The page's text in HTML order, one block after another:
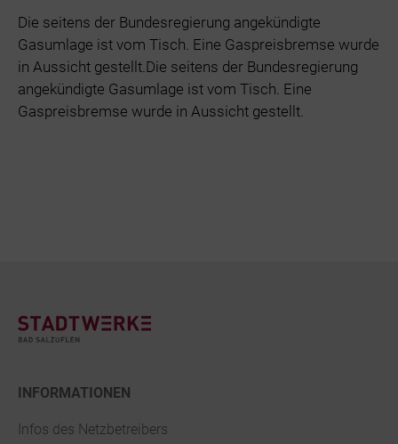
Die seitens der Bundesregierung angekündigte
Gasumlage ist vom Tisch. Eine Gaspreisbremse wurde
in Aussicht gestellt.Die seitens der Bundesregierung
angekündigte Gasumlage ist vom Tisch. Eine
Gaspreisbremse wurde in Aussicht gestellt.
INFORMATIONEN
Infos des Netzbetreibers